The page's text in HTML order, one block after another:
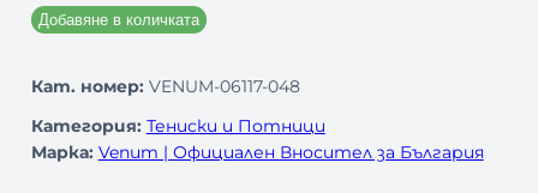
Добавяне в количката
Кат. номер: VENUM-06117-048
Категория: Тениски и Потници
Марка: Venum | Официален Вносител за България